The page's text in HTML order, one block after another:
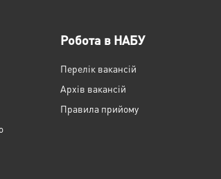
Робота в НАБУ
Перелік вакансій
Архів вакансій
Правила прийому